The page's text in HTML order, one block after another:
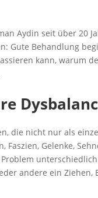
Aydin seit über 20
Gute Behandlung
kann, warum
die nicht nur als
Gelenke,
andere ein